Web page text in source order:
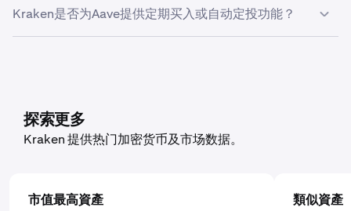
>“创建导出”。在此頁面，你可以選擇匯出交易紀錄、帳本
紀錄或餘額，具體取決於你希望匯出的資料類型。
Kraken是否为Aave提供定期买入或自动定投功能？
探索更多
Kraken 提供热门加密货币及市场数据。
市值最高資產 類似資產